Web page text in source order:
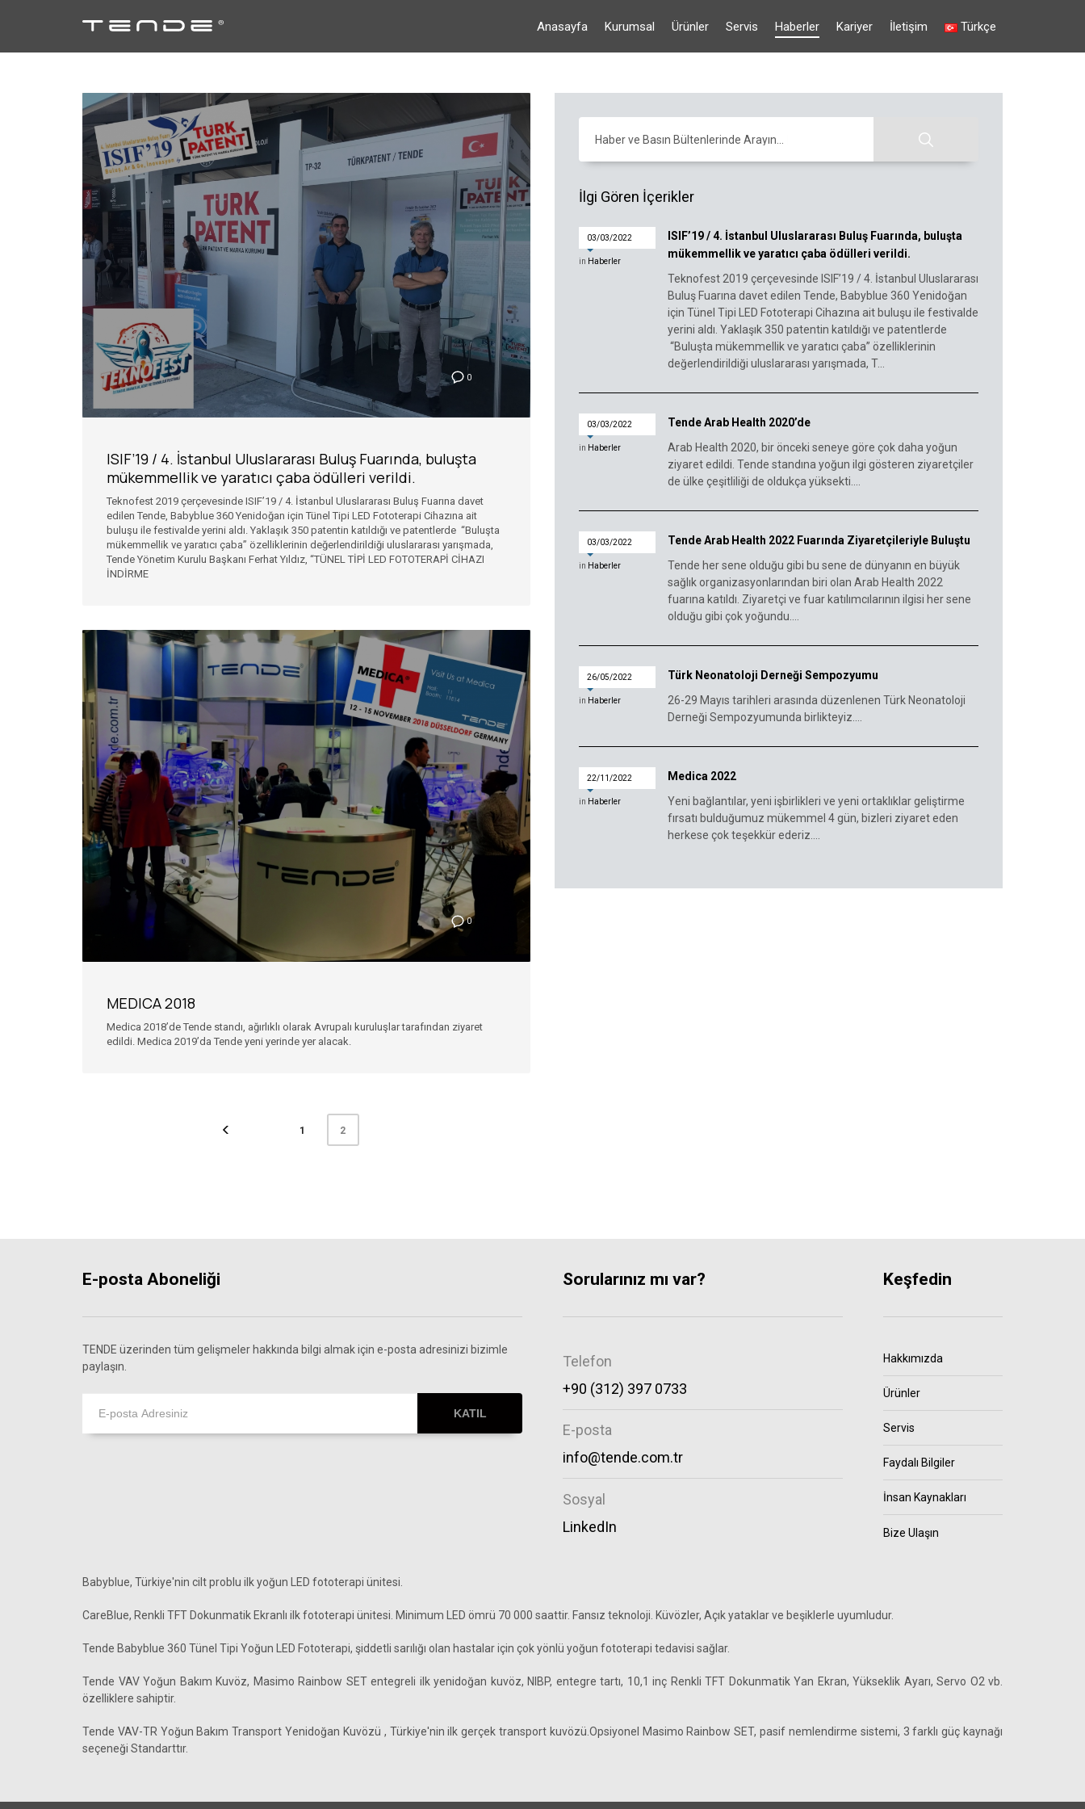
Anasayfa Kurumsal Ürünler Servis Haberler Kariyer İletişim Türkçe
0
ISIF’19 / 4. İstanbul Uluslararası Buluş Fuarında, buluşta
mükemmellik ve yaratıcı çaba ödülleri verildi.
Teknofest 2019 çerçevesinde ISIF’19 / 4. İstanbul Uluslararası Buluş Fuarına davet
edilen Tende, Babyblue 360 Yenidoğan için Tünel Tipi LED Fototerapi Cihazına ait
buluşu ile festivalde yerini aldı. Yaklaşık 350 patentin katıldığı ve patentlerde “Buluşta
mükemmellik ve yaratıcı çaba” özelliklerinin değerlendirildiği uluslararası yarışmada,
Tende Yönetim Kurulu Başkanı Ferhat Yıldız, “TÜNEL TİPİ LED FOTOTERAPİ CİHAZI
İNDİRME
0
MEDICA 2018
Medica 2018’de Tende standı, ağırlıklı olarak Avrupalı kuruluşlar tarafından ziyaret
edildi. Medica 2019’da Tende yeni yerinde yer alacak.
1 2
Haber ve Basın Bültenlerinde Arayın...
İlgi Gören İçerikler
03/03/2022
in Haberler
ISIF’19 / 4. İstanbul Uluslararası Buluş Fuarında, buluşta
mükemmellik ve yaratıcı çaba ödülleri verildi.
Teknofest 2019 çerçevesinde ISIF’19 / 4. İstanbul Uluslararası
Buluş Fuarına davet edilen Tende, Babyblue 360 Yenidoğan
için Tünel Tipi LED Fototerapi Cihazına ait buluşu ile festivalde
yerini aldı. Yaklaşık 350 patentin katıldığı ve patentlerde
“Buluşta mükemmellik ve yaratıcı çaba” özelliklerinin
değerlendirildiği uluslararası yarışmada, T...
03/03/2022
in Haberler
Tende Arab Health 2020’de
Arab Health 2020, bir önceki seneye göre çok daha yoğun
ziyaret edildi. Tende standına yoğun ilgi gösteren ziyaretçiler
de ülke çeşitliliği de oldukça yüksekti....
03/03/2022
in Haberler
Tende Arab Health 2022 Fuarında Ziyaretçileriyle Buluştu
Tende her sene olduğu gibi bu sene de dünyanın en büyük
sağlık organizasyonlarından biri olan Arab Health 2022
fuarına katıldı. Ziyaretçi ve fuar katılımcılarının ilgisi her sene
olduğu gibi çok yoğundu....
26/05/2022
in Haberler
Türk Neonatoloji Derneği Sempozyumu
26-29 Mayıs tarihleri arasında düzenlenen Türk Neonatoloji
Derneği Sempozyumunda birlikteyiz....
22/11/2022
in Haberler
Medica 2022
Yeni bağlantılar, yeni işbirlikleri ve yeni ortaklıklar geliştirme
fırsatı bulduğumuz mükemmel 4 gün, bizleri ziyaret eden
herkese çok teşekkür ederiz....
E-posta Aboneliği
TENDE üzerinden tüm gelişmeler hakkında bilgi almak için e-posta adresinizi bizimle
paylaşın.
KATIL
Sorularınız mı var?
Telefon
+90 (312) 397 0733
E-posta
info@tende.com.tr
Sosyal
LinkedIn
Keşfedin
Hakkımızda
Ürünler
Servis
Faydalı Bilgiler
İnsan Kaynakları
Bize Ulaşın
Babyblue, Türkiye'nin cilt problu ilk yoğun LED fototerapi ünitesi.
CareBlue, Renkli TFT Dokunmatik Ekranlı ilk fototerapi ünitesi. Minimum LED ömrü 70 000 saattir. Fansız teknoloji. Küvözler, Açık yataklar ve beşiklerle uyumludur.
Tende Babyblue 360 Tünel Tipi Yoğun LED Fototerapi, şiddetli sarılığı olan hastalar için çok yönlü yoğun fototerapi tedavisi sağlar.
Tende VAV Yoğun Bakım Kuvöz, Masimo Rainbow SET entegreli ilk yenidoğan kuvöz, NIBP, entegre tartı, 10,1 inç Renkli TFT Dokunmatik Yan Ekran, Yükseklik Ayarı, Servo O2 vb.
özelliklere sahiptir.
Tende VAV-TR Yoğun Bakım Transport Yenidoğan Kuvözü , Türkiye'nin ilk gerçek transport kuvözü. Opsiyonel Masimo Rainbow SET, pasif nemlendirme sistemi, 3 farklı güç kaynağı
seçeneği Standarttır.